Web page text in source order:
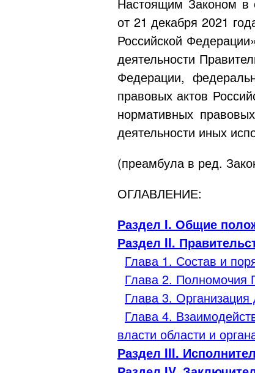
от 21 декабря 2021
Российской
деятельности
Федерации,
правовых актов
нормативных
деятельности иных
(преамбула в ред.
ОГЛАВЛЕНИЕ:
Раздел I. Общие
Раздел II.
Глава 1. Состав и
Глава 2. Полномочия
Глава 3. Организация
Глава 4.
власти области и
Раздел III.